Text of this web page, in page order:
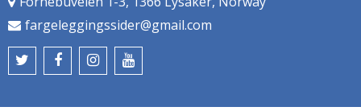
fargeleggingssider@gmail.com